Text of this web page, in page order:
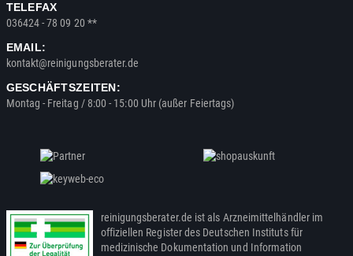
TELEFAX
036424 - 78 09 20 **
EMAIL:
kontakt@reinigungsberater.de
GESCHÄFTSZEITEN:
Montag - Freitag / 8:00 - 15:00 Uhr (außer Feiertags)
reinigungsberater.de ist als Arzneimittelhändler im
offiziellen Register des Deutschen Instituts für
medizinische Dokumentation und Information